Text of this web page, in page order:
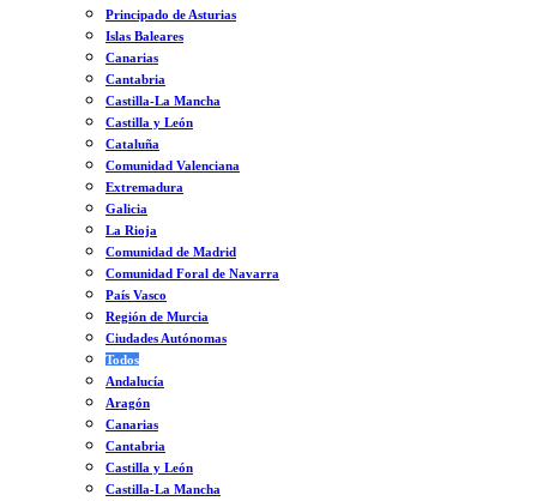
Principado de Asturias
Islas Baleares
Canarias
Cantabria
Castilla-La Mancha
Castilla y León
Cataluña
Comunidad Valenciana
Extremadura
Galicia
La Rioja
Comunidad de Madrid
Comunidad Foral de Navarra
País Vasco
Región de Murcia
Ciudades Autónomas
Todos
Andalucía
Aragón
Canarias
Cantabria
Castilla y León
Castilla-La Mancha